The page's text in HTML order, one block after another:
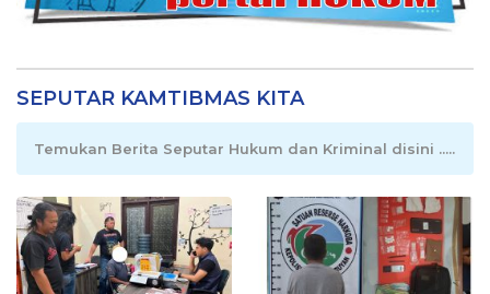
SEPUTAR KAMTIBMAS KITA
Temukan Berita Seputar Hukum dan Kriminal disini .....